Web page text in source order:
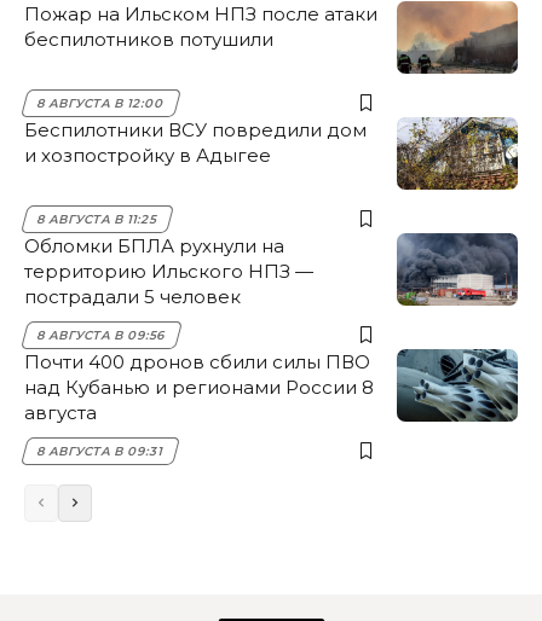
Пожар на Ильском НПЗ после атаки
беспилотников потушили
8 АВГУСТА В 12:00
Беспилотники ВСУ повредили дом
и хозпостройку в Адыгее
8 АВГУСТА В 11:25
Обломки БПЛА рухнули на
территорию Ильского НПЗ —
пострадали 5 человек
8 АВГУСТА В 09:56
Почти 400 дронов сбили силы ПВО
над Кубанью и регионами России 8
августа
8 АВГУСТА В 09:31